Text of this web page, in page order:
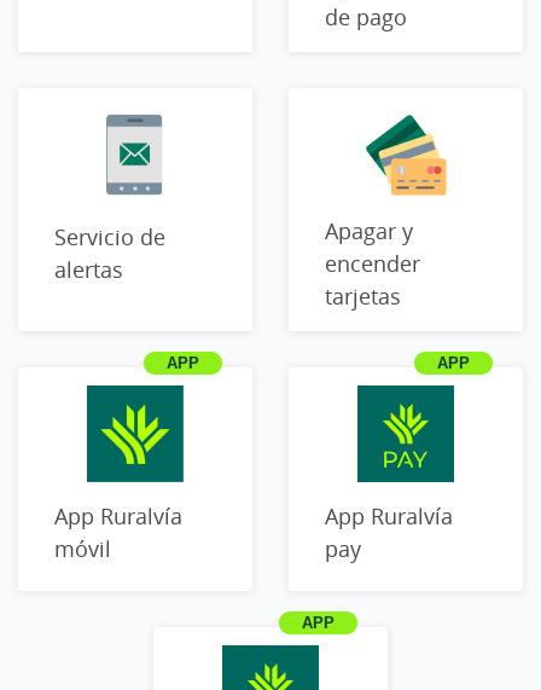
de pago
Servicio de
alertas
Apagar y
encender
tarjetas
App Ruralvía
móvil
App Ruralvía
pay